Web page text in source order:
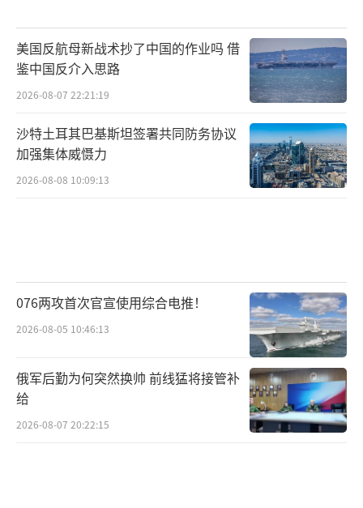
美国反航母新战术抄了中国的作业吗 借
鉴中国反介入思路
2026-08-07 22:21:19
沙特土耳其巴基斯坦签署共同防务协议
加强集体威慑力
2026-08-08 10:09:13
076两攻首次官宣使用综合电推！
2026-08-05 10:46:13
俄军后勤为何突然换帅 前线猛将接管补
给
2026-08-07 20:22:15